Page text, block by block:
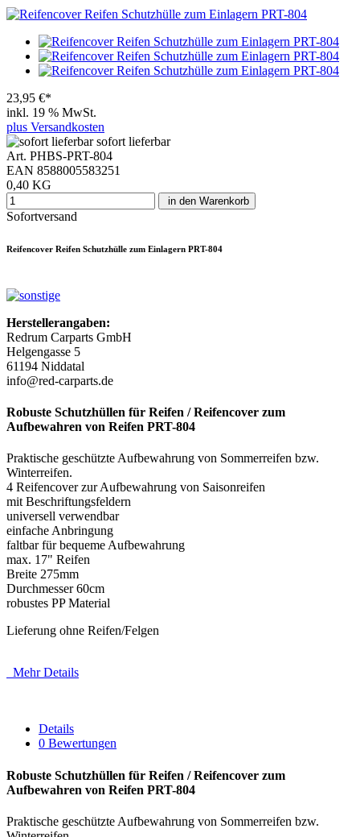
23,95 €*
inkl. 19 % MwSt.
plus Versandkosten
sofort lieferbar
Art. PHBS-PRT-804
EAN 8588005583251
0,40 KG
in den Warenkorb
Sofortversand
Reifencover Reifen Schutzhülle zum Einlagern PRT-804
Herstellerangaben:
Redrum Carparts GmbH
Helgengasse 5
61194 Niddatal
info@red-carparts.de
Robuste Schutzhüllen für Reifen / Reifencover zum
Aufbewahren von Reifen PRT-804
Praktische geschützte Aufbewahrung von Sommerreifen bzw.
Winterreifen.
4 Reifencover zur Aufbewahrung von Saisonreifen
mit Beschriftungsfeldern
universell verwendbar
einfache Anbringung
faltbar für bequeme Aufbewahrung
max. 17" Reifen
Breite 275mm
Durchmesser 60cm
robustes PP Material
Lieferung ohne Reifen/Felgen
Mehr Details
Details
0 Bewertungen
Robuste Schutzhüllen für Reifen / Reifencover zum
Aufbewahren von Reifen PRT-804
Praktische geschützte Aufbewahrung von Sommerreifen bzw.